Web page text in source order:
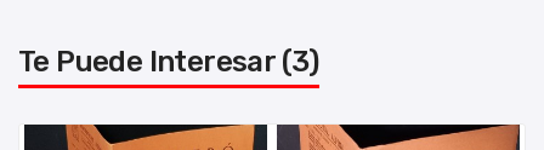
Te Puede Interesar (3)